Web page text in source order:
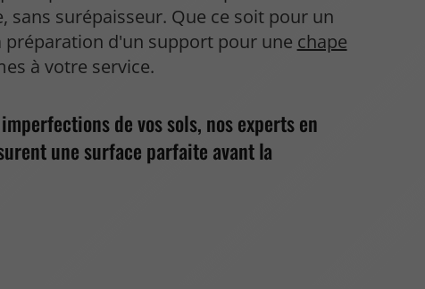
sans surépaisseur. Que ce soit pour un
préparation d'un support pour une chape
à votre service.
de vos sols, nos experts en
une surface parfaite avant la